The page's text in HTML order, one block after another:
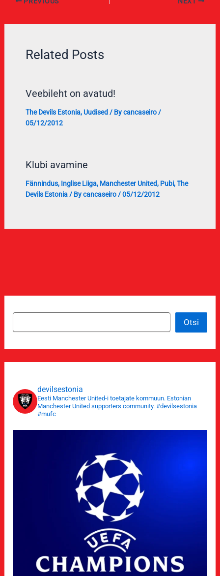
Related Posts
Veebileht on avatud!
The Devils Estonia, Uudised/ Bycancaseiro /
05/12/2012
Klubi avamine
Fännindus, Inglise Liiga, Manchester United, Pubi,The
Devils Estonia/ Bycancaseiro /05/12/2012
Otsi
Otsi
devilsestonia
Eesti Manchester United-i toetajate kommuun. Estonian
Manchester United supporters community. #devilsestonia
#mufc